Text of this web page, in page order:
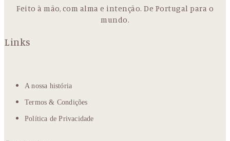
Feito à mão, com alma e intenção. De Portugal para o
mundo.
Links
A nossa história
Termos & Condições
Política de Privacidade